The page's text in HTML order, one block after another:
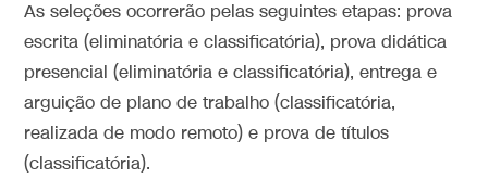
As seleções ocorrerão pelas seguintes etapas: prova
escrita (eliminatória e classificatória), prova didática
presencial (eliminatória e classificatória), entrega e
arguição de plano de trabalho (classificatória,
realizada de modo remoto) e prova de títulos
(classificatória).